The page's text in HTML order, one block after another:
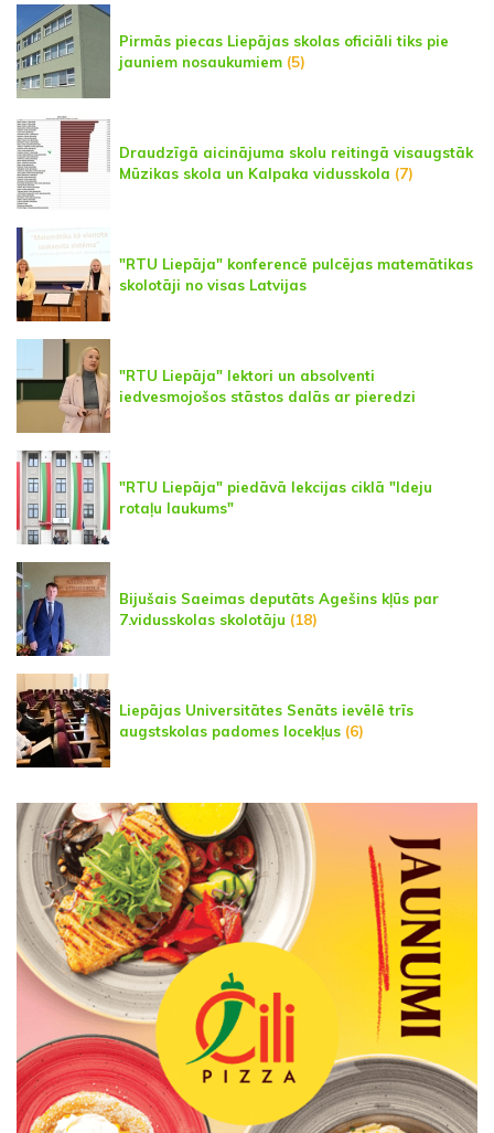
Pirmās piecas Liepājas skolas oficiāli tiks pie
jauniem nosaukumiem (5)
Draudzīgā aicinājuma skolu reitingā visaugstāk
Mūzikas skola un Kalpaka vidusskola (7)
"RTU Liepāja" konferencē pulcējas matemātikas
skolotāji no visas Latvijas
"RTU Liepāja" lektori un absolventi
iedvesmojošos stāstos dalās ar pieredzi
"RTU Liepāja" piedāvā lekcijas ciklā "Ideju
rotaļu laukums"
Bijušais Saeimas deputāts Agešins kļūs par
7.vidusskolas skolotāju (18)
Liepājas Universitātes Senāts ievēlē trīs
augstskolas padomes locekļus (6)